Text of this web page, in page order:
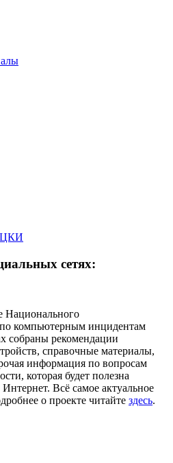
сетях:
Национального
компьютерным инцидентам
рекомендации
справочные материалы,
информация по вопросам
которая будет полезна
Всё самое актуальное
о проекте читайте здесь.